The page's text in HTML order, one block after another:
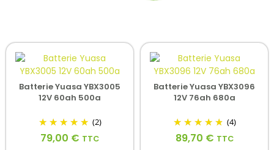
Batterie Yuasa YBX3005
12V 60ah 500a
(2)
79,00 € TTC
Batterie Yuasa YBX3096
12V 76ah 680a
(4)
89,70 € TTC